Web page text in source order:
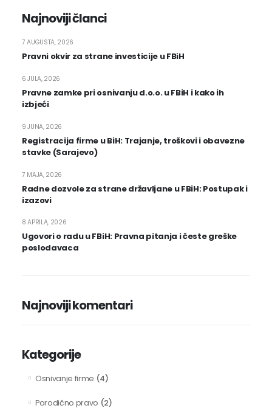
Najnoviji članci
Pravni okvir za strane investicije u FBiH
7 AUGUSTA, 2026
Pravne zamke pri osnivanju d.o.o. u FBiH i kako ih
izbjeći
6 JULA, 2026
Registracija firme u BiH: Trajanje, troškovi i obavezne
stavke (Sarajevo)
9 JUNA, 2026
Radne dozvole za strane državljane u FBiH: Postupak i
izazovi
7 MAJA, 2026
Ugovori o radu u FBiH: Pravna pitanja i česte greške
poslodavaca
8 APRILA, 2026
Najnoviji komentari
Kategorije
Osnivanje firme (4)
Porodično pravo (2)